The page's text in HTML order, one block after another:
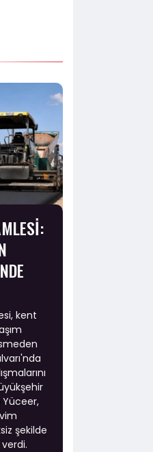
kent
Yüceer,
şekilde